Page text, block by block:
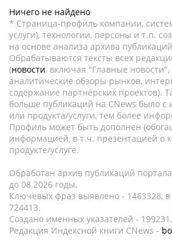
Ничего не найдено
* Страница-профиль компании,
услуги), технологии, персоны и т.п.
на основе анализа архива
Обрабатываются тексты всех
(новости, включая "Главные новости",
аналитические обзоры рынков,
содержание партнёрских проектов).
больше публикаций на CNews было
или продукта/услуги, тем более
Профиль может быть дополнен
информацией, в т.ч. презентацией о
продукте/услуге.
Обработан архив публикаций
до 08.2026 годы.
Ключевых фраз выявлено - 1463328,
724413.
Создано именных указателей - 199231.
Редакция Индексной книги CNews -